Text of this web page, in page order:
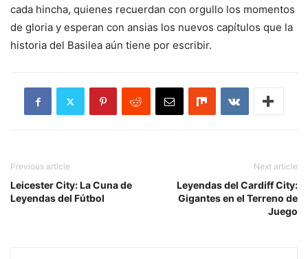
cada hincha, quienes recuerdan con orgullo los momentos
de gloria y esperan con ansias los nuevos capítulos que la
historia del Basilea aún tiene por escribir.
Previous article
Leicester City: La Cuna de
Leyendas del Fútbol
Next article
Leyendas del Cardiff City:
Gigantes en el Terreno de
Juego